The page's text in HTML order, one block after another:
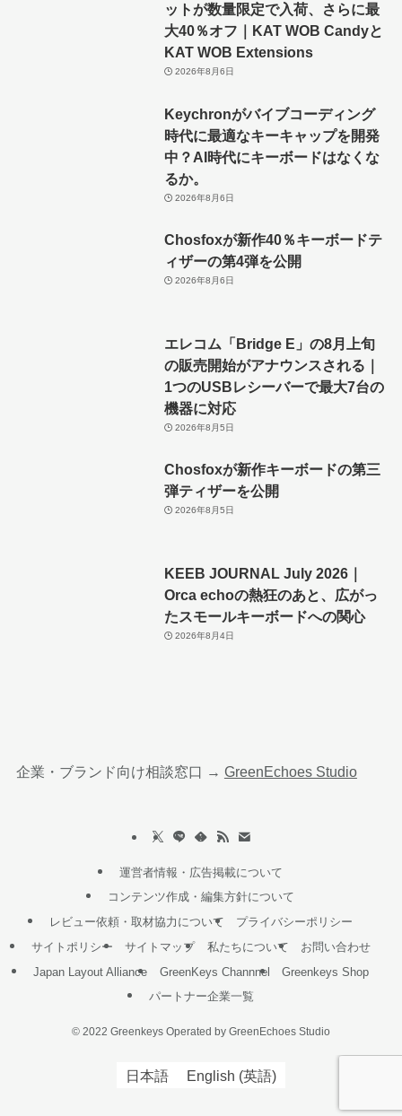
ットが数量限定で入荷、さらに最
大40％オフ｜KAT WOB Candyと
KAT WOB Extensions
2026年8月6日
Keychronがバイブコーディング
時代に最適なキーキャップを開発
中？AI時代にキーボードはなくな
るか。
2026年8月6日
Chosfoxが新作40％キーボードテ
ィザーの第4弾を公開
2026年8月6日
エレコム「Bridge E」の8月上旬
の販売開始がアナウンスされる｜
1つのUSBレシーバーで最大7台の
機器に対応
2026年8月5日
Chosfoxが新作キーボードの第三
弾ティザーを公開
2026年8月5日
KEEB JOURNAL July 2026｜
Orca echoの熱狂のあと、広がっ
たスモールキーボードへの関心
2026年8月4日
企業・ブランド向け相談窓口 → GreenEchoes Studio
運営者情報・広告掲載について
コンテンツ作成・編集方針について
レビュー依頼・取材協力について
プライバシーポリシー
サイトポリシー
サイトマップ 私たちについて
お問い合わせ
Japan Layout Alliance
GreenKeys Channnel
Greenkeys Shop
パートナー企業一覧
© 2022 Greenkeys Operated by GreenEchoes Studio
日本語 English (英語)